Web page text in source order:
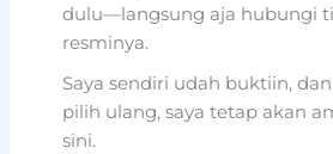
dulu—langsung aja hubungi
resminya.
Saya sendiri udah buktiin,
pilih ulang, saya tetap akan
sini.